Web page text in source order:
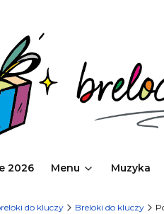
2026 Menu Muzyka
do kluczy Breloki do kluczy